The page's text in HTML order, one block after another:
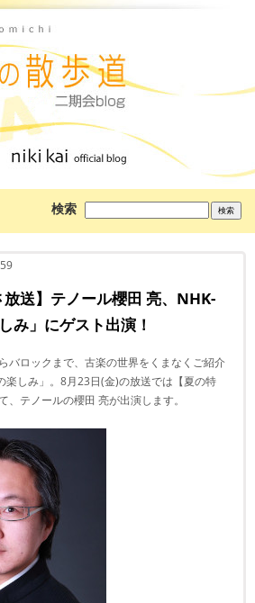
検索
を
放送】テノール櫻田 亮、NHK-
み」にゲスト出演！
バロックまで、古楽の世界をくまなくご紹介
楽しみ」。8月23日(金)の放送では【夏の特
、テノールの櫻田 亮が出演します。